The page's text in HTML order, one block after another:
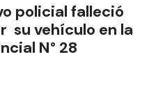
policial falleció
su vehículo en la
N° 28